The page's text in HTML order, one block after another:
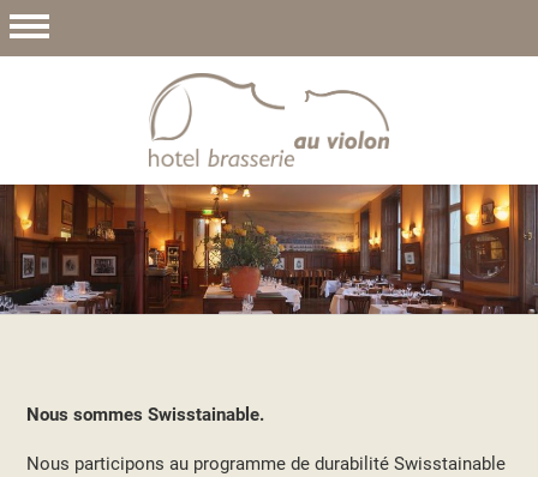
Nous sommes Swisstainable.
Nous participons au programme de durabilité Swisstainable